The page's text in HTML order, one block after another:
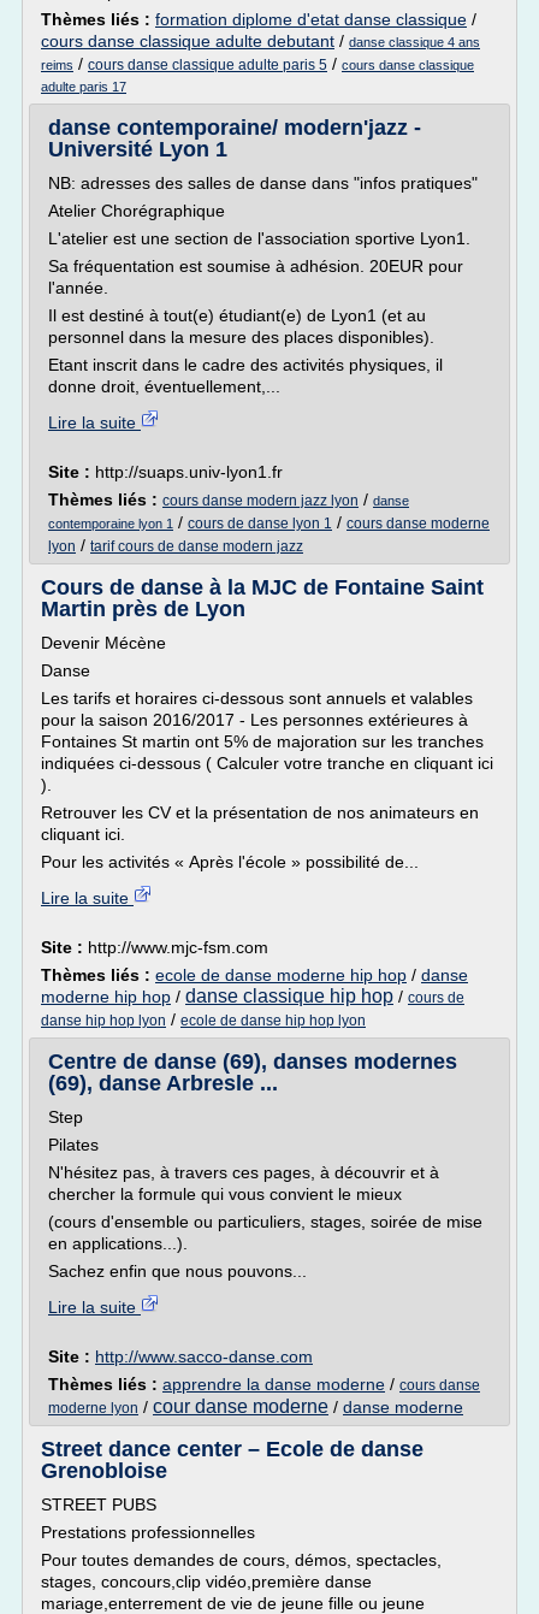
Thèmes liés : formation diplome d'etat danse classique /
cours danse classique adulte debutant / danse classique 4 ans
reims / cours danse classique adulte paris 5 / cours danse classique
adulte paris 17
danse contemporaine/ modern'jazz -
Université Lyon 1
NB: adresses des salles de danse dans "infos pratiques"
Atelier Chorégraphique
L'atelier est une section de l'association sportive Lyon1.
Sa fréquentation est soumise à adhésion. 20EUR pour
l'année.
Il est destiné à tout(e) étudiant(e) de Lyon1 (et au
personnel dans la mesure des places disponibles).
Etant inscrit dans le cadre des activités physiques, il
donne droit, éventuellement,...
Lire la suite
Site : http://suaps.univ-lyon1.fr
Thèmes liés : cours danse modern jazz lyon / danse
contemporaine lyon 1 / cours de danse lyon 1 / cours danse moderne
lyon / tarif cours de danse modern jazz
Cours de danse à la MJC de Fontaine Saint
Martin près de Lyon
Devenir Mécène
Danse
Les tarifs et horaires ci-dessous sont annuels et valables
pour la saison 2016/2017 - Les personnes extérieures à
Fontaines St martin ont 5% de majoration sur les tranches
indiquées ci-dessous ( Calculer votre tranche en cliquant ici
).
Retrouver les CV et la présentation de nos animateurs en
cliquant ici.
Pour les activités « Après l'école » possibilité de...
Lire la suite
Site : http://www.mjc-fsm.com
Thèmes liés : ecole de danse moderne hip hop / danse
moderne hip hop / danse classique hip hop / cours de
danse hip hop lyon / ecole de danse hip hop lyon
Centre de danse (69), danses modernes
(69), danse Arbresle ...
Step
Pilates
N'hésitez pas, à travers ces pages, à découvrir et à
chercher la formule qui vous convient le mieux
(cours d'ensemble ou particuliers, stages, soirée de mise
en applications...).
Sachez enfin que nous pouvons...
Lire la suite
Site : http://www.sacco-danse.com
Thèmes liés : apprendre la danse moderne / cours danse
moderne lyon / cour danse moderne / danse moderne
Street dance center – Ecole de danse
Grenobloise
STREET PUBS
Prestations professionnelles
Pour toutes demandes de cours, démos, spectacles,
stages, concours,clip vidéo,première danse
mariage,enterrement de vie de jeune fille ou jeune